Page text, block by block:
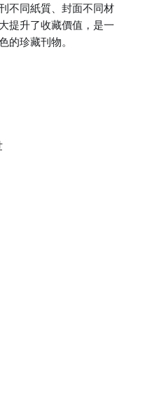
不同紙質、封面不同材
提升了收藏價值，是一
的珍藏刊物。